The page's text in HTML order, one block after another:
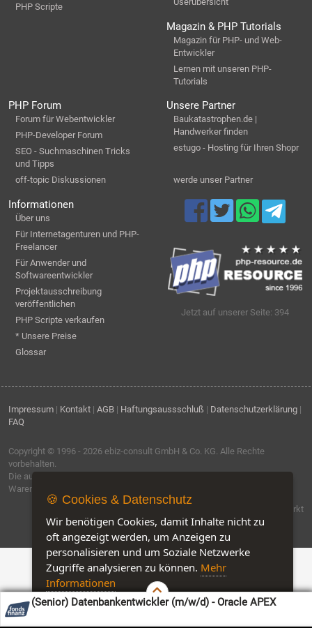
(Senior) Datenbankentwickler (m/w/d) - Oracle APEX
PHP Scripte
Magazin & PHP Tutorials
Magazin für PHP- und Web-
Entwickler
Lernen mit unseren PHP-
Tutorials
PHP Forum
Forum für Webentwickler
PHP-Developer Forum
SEO - Suchmaschinen Tricks
und Tipps
off-topic Diskussionen
Unsere Partner
Baukatastrophen.de |
Handwerker finden
estugo - Hosting für Ihren Shopr
werde unser Partner
Informationen
Über uns
Für Internetagenturen und PHP-
Freelancer
Für Anwender und
Softwareentwickler
Projektausschreibung
veröffentlichen
PHP Scripte verkaufen
* Unsere Preise
Glossar
Jetzt auf unserer Seite: 394
Impressum | Kontakt | AGB | Haftungsaussschluß | Datenschutzerklärung |
FAQ
Copyright © 1996 - 2026 ebiz-consult GmbH & Co. KG. Alle Rechte
vorbehalten.
Die auf dieser Seite verwendeten Produktbezeichnungen, Namen und
Warenzeichen sind Eigentum der jeweiligen Firmen.
Software by IQ-Markt
🍪 Cookies & Datenschutz
Wir benötigen Cookies, damit Inhalte nicht zu
oft angezeigt werden, um Anzeigen zu
personalisieren und um Soziale Netzwerke
Zugriffe analysieren zu können. Mehr
Informationen
Akzeptieren Customise Cookies